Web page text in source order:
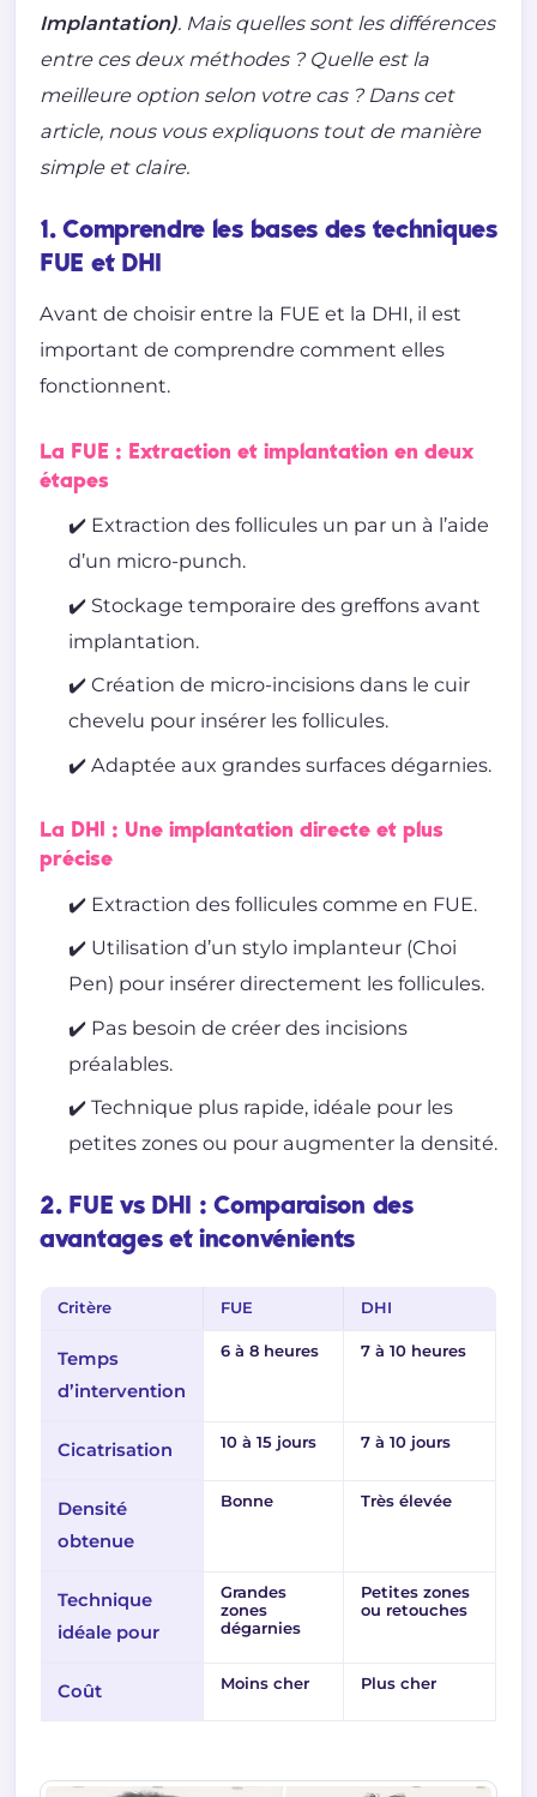
Implantation). Mais quelles sont les différences
entre ces deux méthodes ? Quelle est la
meilleure option selon votre cas ? Dans cet
article, nous vous expliquons tout de manière
simple et claire.
1. Comprendre les bases des techniques
FUE et DHI
Avant de choisir entre la FUE et la DHI, il est
important de comprendre comment elles
fonctionnent.
La FUE : Extraction et implantation en deux
étapes
✔️ Extraction des follicules un par un à l’aide
d’un micro-punch.
✔️ Stockage temporaire des greffons avant
implantation.
✔️ Création de micro-incisions dans le cuir
chevelu pour insérer les follicules.
✔️ Adaptée aux grandes surfaces dégarnies.
La DHI : Une implantation directe et plus
précise
✔️ Extraction des follicules comme en FUE.
✔️ Utilisation d’un stylo implanteur (Choi
Pen) pour insérer directement les follicules.
✔️ Pas besoin de créer des incisions
préalables.
✔️ Technique plus rapide, idéale pour les
petites zones ou pour augmenter la densité.
2. FUE vs DHI : Comparaison des
avantages et inconvénients
Critère FUE DHI
Temps
d’intervention
6 à 8 heures 7 à 10 heures
Cicatrisation 10 à 15 jours 7 à 10 jours
Densité
obtenue
Bonne Très élevée
Technique
idéale pour
Grandes
zones
dégarnies
Petites zones
ou retouches
Coût Moins cher Plus cher